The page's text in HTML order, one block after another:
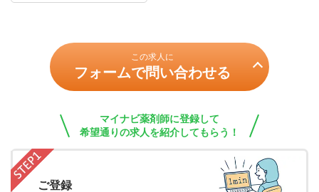
この求人に
フォームで問い合わせる
マイナビ薬剤師に登録して
希望通りの求人を紹介してもらう！
ご登録